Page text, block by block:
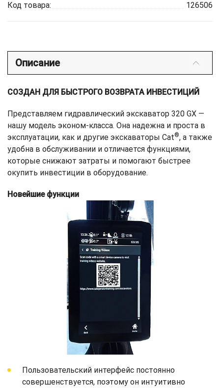
Код товара:
126506
Описание
СОЗДАН ДЛЯ БЫСТРОГО ВОЗВРАТА ИНВЕСТИЦИЙ
Представляем гидравлический экскаватор 320 GX —
нашу модель эконом-класса. Она надежна и проста в
эксплуатации, как и другие экскаваторы Cat®, а также
удобна в обслуживании и отличается функциями,
которые снижают затраты и помогают быстрее
окупить инвестиции в оборудование.
Новейшие функции
Пользовательский интерфейс постоянно
совершенствуется, поэтому он интуитивно